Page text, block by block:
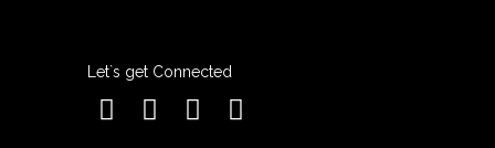
Let`s get Connected